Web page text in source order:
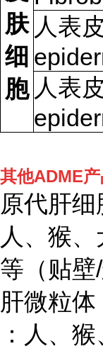
肤
细
胞
人表
人表
其他ADME
原代肝
人、猴
等（贴壁/
肝微粒
：人、